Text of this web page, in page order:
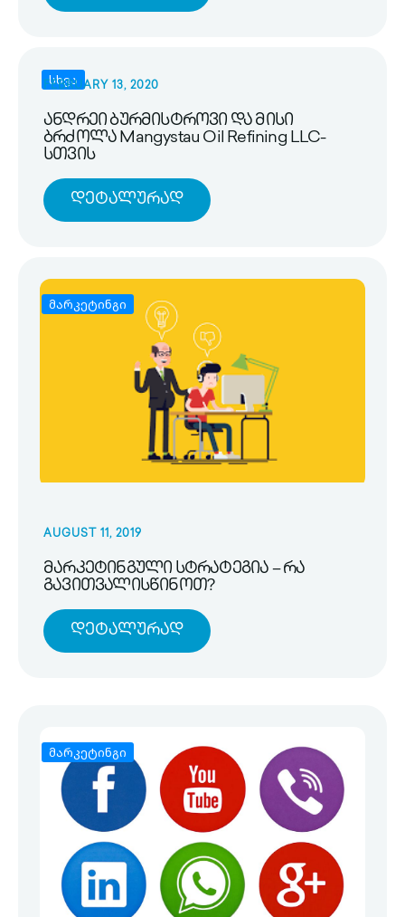
სხვა
FEBRUARY 13, 2020
ანდრეი ბურმისტროვი და მისი
ბრძოლა Mangystau Oil Refining LLC-
სთვის
Დეტალურად
მარკეტინგი
AUGUST 11, 2019
მარკეტინგული სტრატეგია – რა
გავითვალისწინოთ?
Დეტალურად
მარკეტინგი